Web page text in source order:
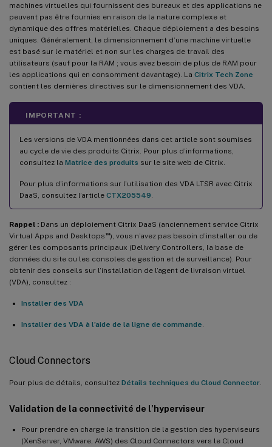
machines virtuelles qui fournissent des bureaux et des applications ne
peuvent pas être fournies en raison de la nature complexe et
dynamique des offres matérielles. Chaque déploiement a des besoins
uniques. Généralement, le dimensionnement d’une machine virtuelle
est basé sur le matériel et non sur les charges de travail des
utilisateurs (sauf pour la RAM ; vous avez besoin de plus de RAM pour
les applications qui en consomment davantage). La Citrix Tech Zone
contient les dernières directives sur le dimensionnement des VDA.
IMPORTANT :
Les versions de VDA mentionnées dans cet article sont soumises
au cycle de vie des produits Citrix. Pour plus d’informations,
consultez la Matrice des produits sur le site web de Citrix.
Pour plus d’informations sur l’utilisation des VDA LTSR avec Citrix
DaaS, consultez l’article CTX205549
Rappel : Dans un déploiement Citrix DaaS (anciennement service Citrix
Virtual Apps and Desktops ™), vous n’avez pas besoin d’installer ou de
gérer les composants principaux (Delivery Controllers, la base de
données du site ou les consoles de gestion et de surveillance). Pour
obtenir des conseils sur l’installation de l’agent de livraison virtuel
(VDA), consultez :
Installer des VDA
Installer des VDA à l’aide de la ligne de commande
Cloud Connectors
Pour plus de détails, consultez Détails techniques du Cloud Connector
Validation de la connectivité de l’hyperviseur
Pour prendre en charge la transition de la gestion des hyperviseurs
(XenServer, VMware, AWS) des Cloud Connectors vers le Cloud